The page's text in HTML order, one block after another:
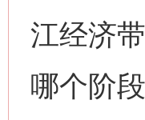
江经济
哪个阶